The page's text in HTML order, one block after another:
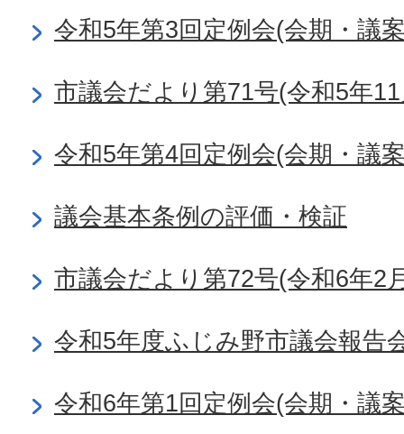
令和5年第3回定例会(会期・議
市議会だより第71号(令和5年
令和5年第4回定例会(会期・議
議会基本条例の評価・検証
市議会だより第72号(令和6年2
令和5年度ふじみ野市議会報告
令和6年第1回定例会(会期・議